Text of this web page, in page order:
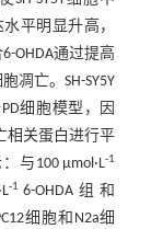
水平明显升高，
OHDA通过提高
凋亡。SH-SY5Y
细胞模型，因
相关蛋白进行平
与100 μmol·L-1
-1 6-OHDA 组 和
细胞和N2a细